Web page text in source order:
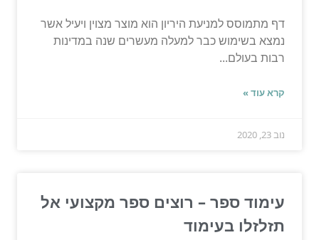
דף מתמוסס למניעת היריון הוא מוצר מצוין ויעיל אשר
נמצא בשימוש כבר למעלה מעשרים שנה במדינות
רבות בעולם...
קרא עוד »
נוב 23, 2020
עימוד ספר – רוצים ספר מקצועי אל
תזלזלו בעימוד